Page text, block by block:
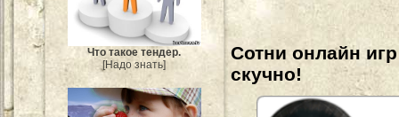
Что такое тендер.
[Надо знать]
Сотни онлайн
скучно!